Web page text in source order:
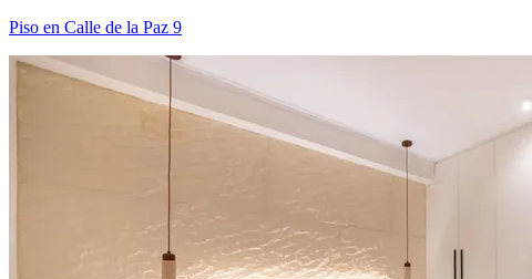
Piso en Calle de la Paz 9